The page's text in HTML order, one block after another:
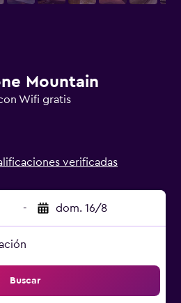
Mountain
Wifi gratis
verificadas
- dom. 16/8
Buscar